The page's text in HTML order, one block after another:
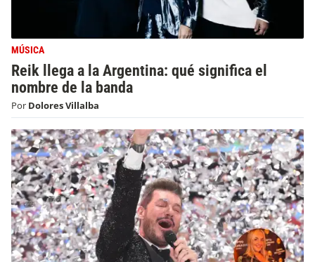
MÚSICA
Reik llega a la Argentina: qué significa el
nombre de la banda
Por Dolores Villalba